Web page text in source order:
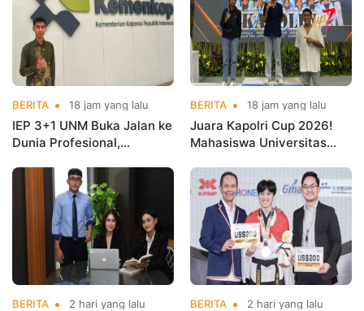
BERITA 18 jam yang lalu
IEP 3+1 UNM Buka Jalan ke
Dunia Profesional,
Kementerian Koperasi
BERITA 18 jam yang lalu
Juara Kapolri Cup 2026!
Mahasiswa Universitas
Nama Kampus di Kejurnas
Taekwondo
BERITA 2 hari yang lalu BERITA 2 hari yang lalu